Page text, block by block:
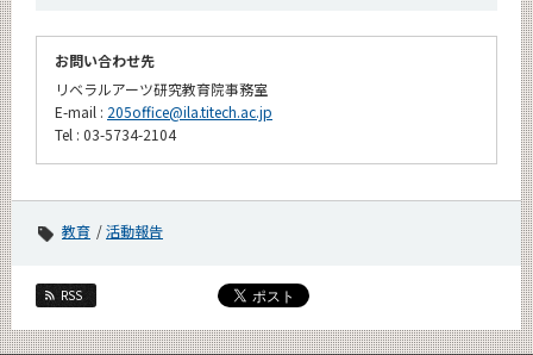
お問い合わせ先
リベラルアーツ研究教育院事務室
E-mail : 205office@ila.titech.ac.jp
Tel : 03-5734-2104
教育 活動報告
RSS